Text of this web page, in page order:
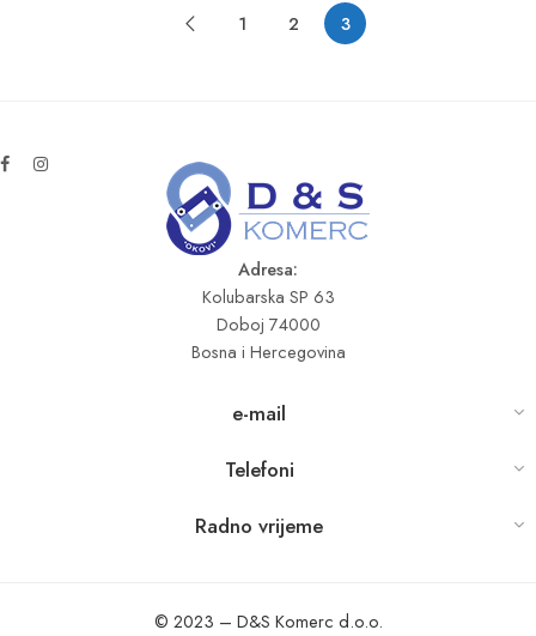
1 2 3
Adresa:
Kolubarska SP 63
Doboj 74000
Bosna i Hercegovina
e-mail
Telefoni
Radno vrijeme
© 2023 – D&S Komerc d.o.o.